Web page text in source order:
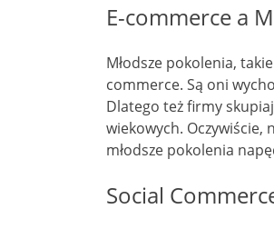
E-commerce a
Młodsze pokolenia,
commerce. Są oni
Dlatego też firmy
wiekowych. Oczywiście,
młodsze pokolenia
Social